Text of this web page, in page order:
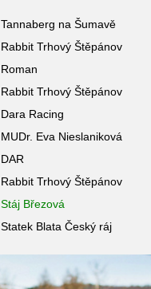
Tannaberg na Šumavě
Rabbit Trhový Štěpánov
Roman
Rabbit Trhový Štěpánov
Dara Racing
MUDr. Eva Nieslaniková
DAR
Rabbit Trhový Štěpánov
Stáj Březová
Statek Blata Český ráj